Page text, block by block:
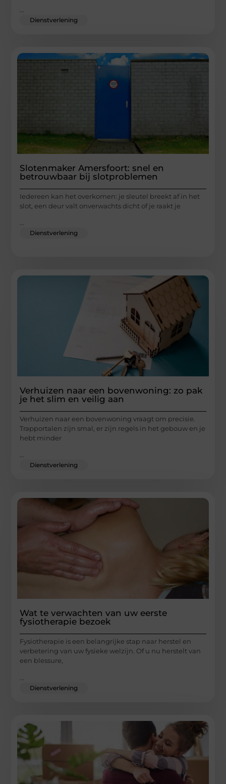
Dienstverlening
Slotenmaker Amersfoort: snel en
betrouwbaar bij slotproblemen
Iedereen kan het overkomen: je sleutel breekt af in het
slot, een deur valt onverwachts dicht of je raakt je
Dienstverlening
Verhuizen naar een bovenwoning: zo pak
je het slim en veilig aan
Verhuizen naar een bovenwoning vraagt om precisie.
Trapportalen zijn smal, er zijn regels in het gebouw en je
hebt minder
...
Dienstverlening
Wat te verwachten van uw eerste
fysiotherapie bezoek
Fysiotherapie is een belangrijke stap naar herstel en
verbetering van uw fysieke welzijn. Of u nu herstelt van
een blessure,
Dienstverlening